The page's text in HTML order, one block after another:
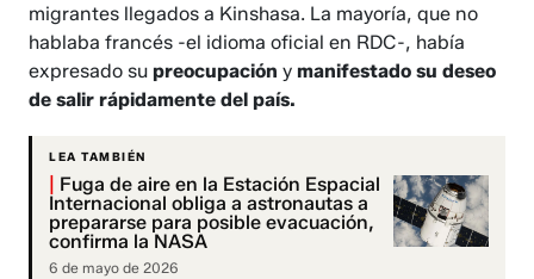
migrantes llegados a Kinshasa. La mayoría, que no
hablaba francés -el idioma oficial en RDC-, había
expresado supreocupaciónymanifestado su deseo
de salir rápidamente del país.
LEA TAMBIÉN
Fuga de aire en la Estación Espacial
Internacional obliga a astronautas a
prepararse para posible evacuación,
confirma la NASA
6 de mayo de 2026